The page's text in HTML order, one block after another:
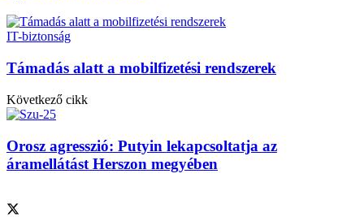
IT-biztonság
Támadás alatt a mobilfizetési rendszerek
Következő cikk
Orosz agresszió: Putyin lekapcsoltatja az
áramellátást Herszon megyében